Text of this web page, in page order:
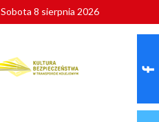
Sobota 8 sierpnia 2026